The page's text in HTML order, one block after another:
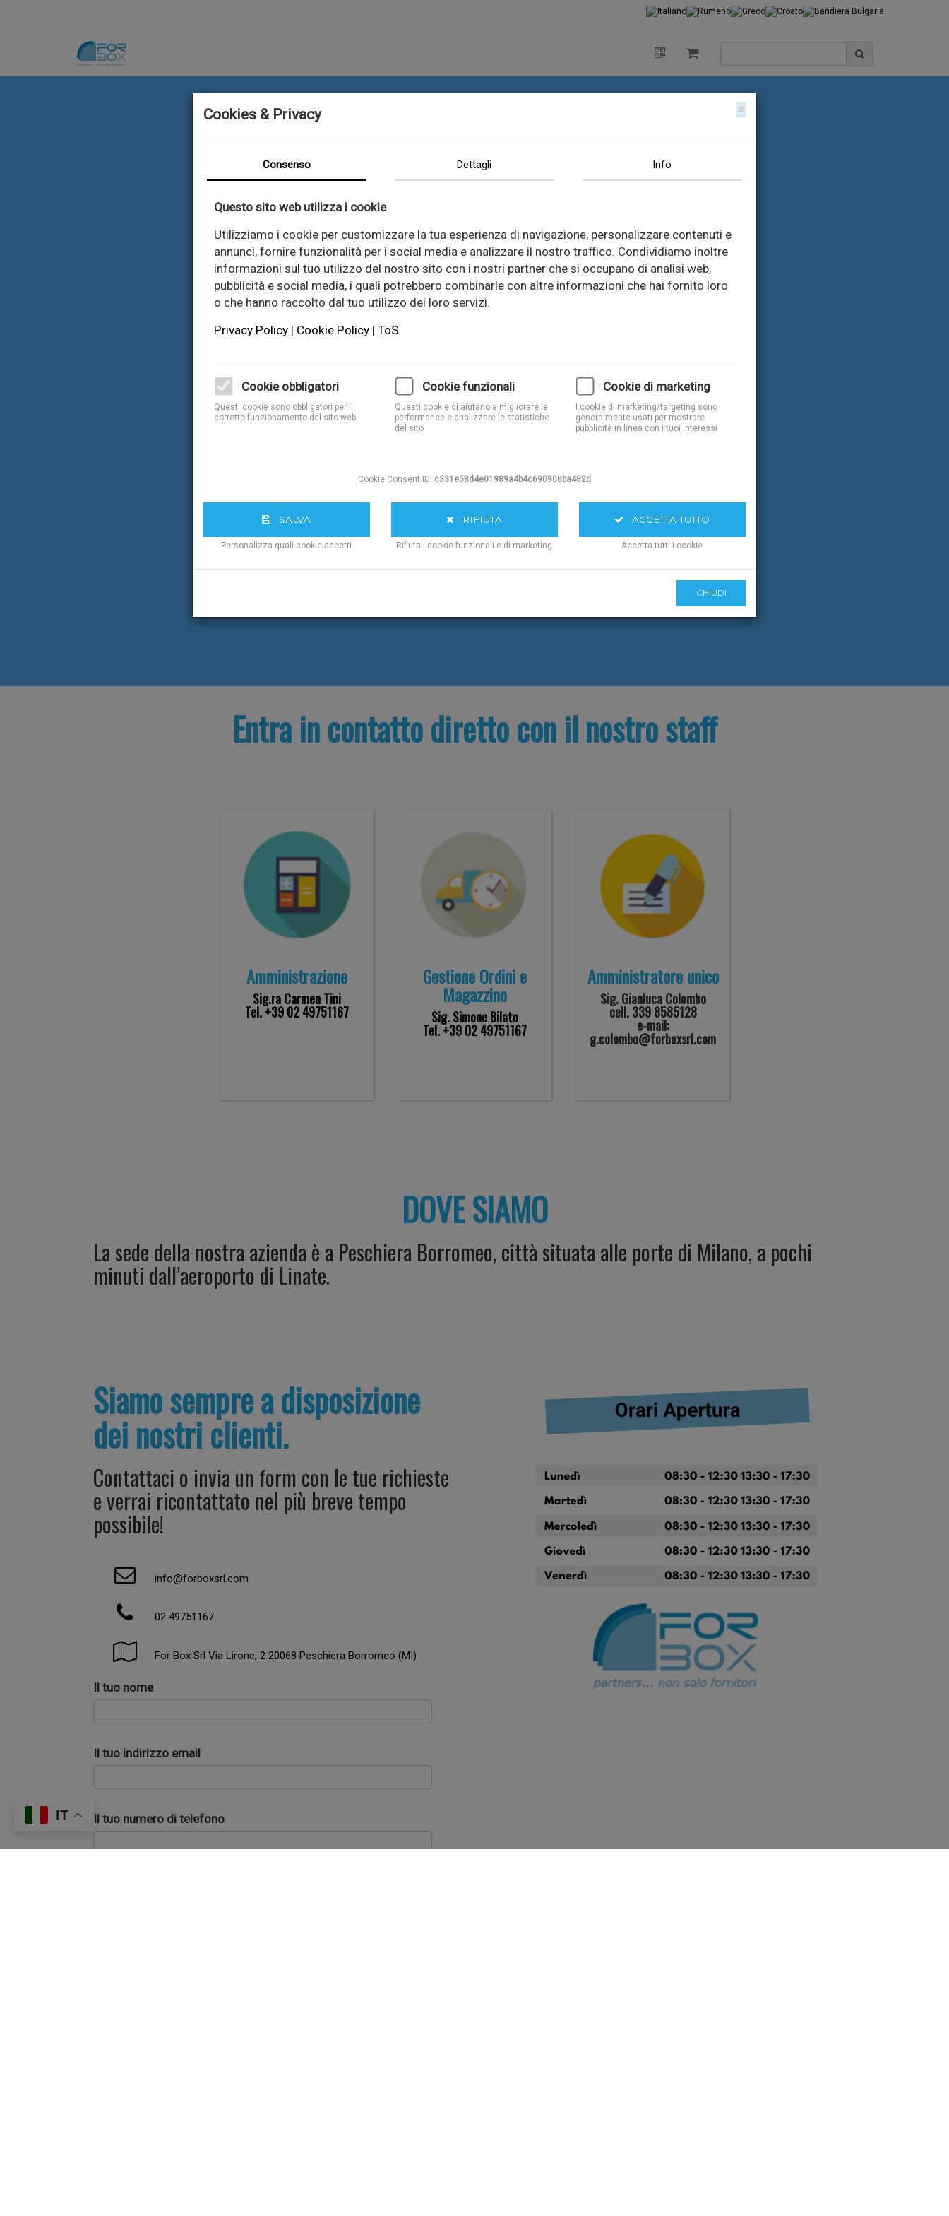
IT
CONTATTI
Entra in contatto diretto con il nostro staff
Amministrazione
Sig.ra Carmen Tini
Tel. +39 02 49751167
Gestione Ordini e
Magazzino
Sig. Simone Bilato
Tel. +39 02 49751167
Amministratore unico
Sig. Gianluca Colombo
cell. 339 8585128
e-mail:
g.colombo@forboxsrl.com
DOVE SIAMO
La sede della nostra azienda è a Peschiera Borromeo, città situata alle porte di Milano, a pochi
minuti dall’aeroporto di Linate.
Siamo sempre a disposizione
dei nostri clienti.
Contattaci o invia un form con le tue richieste
e verrai ricontattato nel più breve tempo
possibile!
info@forboxsrl.com
02 49751167
For Box Srl Via Lirone, 2 20068 Peschiera Borromeo (MI)
Il tuo nome
Il tuo indirizzo email
Il tuo numero di telefono
×
Cookies & Privacy
Consenso Dettagli Info
Questo sito web utilizza i cookie
Utilizziamo i cookie per customizzare la tua esperienza di navigazione, personalizzare contenuti e
annunci, fornire funzionalità per i social media e analizzare il nostro traffico. Condividiamo inoltre
informazioni sul tuo utilizzo del nostro sito con i nostri partner che si occupano di analisi web,
pubblicità e social media, i quali potrebbero combinarle con altre informazioni che hai fornito loro
o che hanno raccolto dal tuo utilizzo dei loro servizi.
Privacy Policy | Cookie Policy | ToS
Cookie obbligatori
Questi cookie sono obbligatori per il
corretto funzionamento del sito web.
Cookie funzionali
Questi cookie ci aiutano a migliorare le
performance e analizzare le statistiche
del sito
Cookie di marketing
I cookie di marketing/targeting sono
generalmente usati per mostrare
pubblicità in linea con i tuoi interessi
Cookie Consent ID: c331e58d4e01989a4b4c690908ba482d
SALVA
Personalizza quali cookie accetti
RIFIUTA
Rifiuta i cookie funzionali e di marketing
ACCETTA TUTTO
Accetta tutti i cookie
CHIUDI